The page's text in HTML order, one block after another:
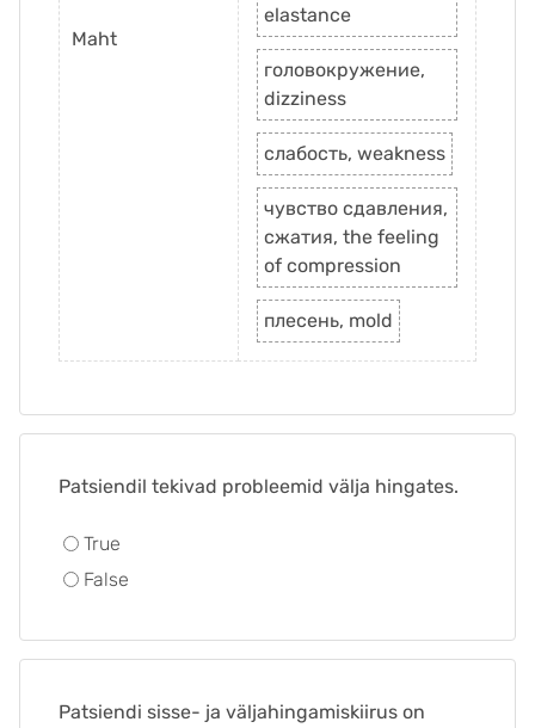
Maht
elastance
головокружение,
dizziness
слабость, weakness
чувство сдавления,
сжатия, the feeling
of compression
плесень, mold
Patsiendil tekivad probleemid välja hingates.
True
False
Patsiendi sisse- ja väljahingamiskiirus on